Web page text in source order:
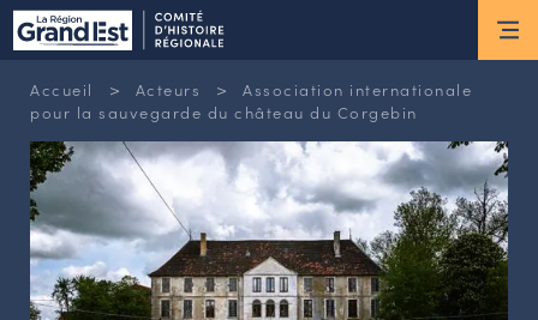
ESPACE MEMBRE
Actus
ACTUALITÉS DU MOMENT
RETOUR SUR LES DERNIÈRES
NEWSLETTERS
INSCRIPTION À LA NEWSLETTER
Accueil > Acteurs >
Association internationale
pour la sauvegarde du château du Corgebin